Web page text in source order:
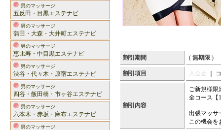
男のマッサージ
五反田・目黒エステナビ
男のマッサージ
蒲田・大森・大井町エステナビ
男のマッサージ
恵比寿・中目黒エステナビ
男のマッサージ
渋谷・代々木・原宿エステナビ
男のマッサージ
四谷・飯田橋・市ヶ谷エステナビ
男のマッサージ
六本木・赤坂・麻布エステナビ
男のマッサージ
割引期間 ( 無期限 )
割引項目 入会金 ｜
割引内容
ご新規様限
全コース【
出張マッサ
この機会を